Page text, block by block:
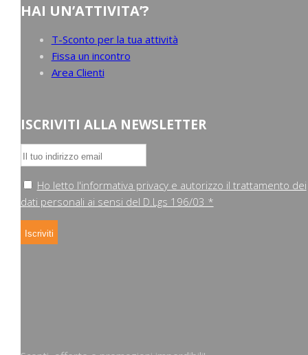
HAI UN’ATTIVITA’?
T-Sconto per la tua attività
Fissa un incontro
Area Clienti
ISCRIVITI ALLA NEWSLETTER
Ho letto l'informativa privacy e autorizzo il trattamento dei
dati personali ai sensi del D.Lgs 196/03 *